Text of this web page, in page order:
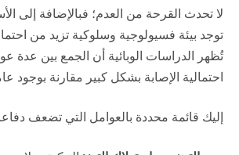
لا تحدث القرحة من العدم؛ فبالإضافة إلى
توجد بيئة فسيولوجية وسلوكية تزيد من
تُظهر الدراسات الوبائية أن الجمع بين
احتمالية الإصابة بشكل كبير مقارنة بوجود
إليك قائمة محددة بالعوامل التي تضعف